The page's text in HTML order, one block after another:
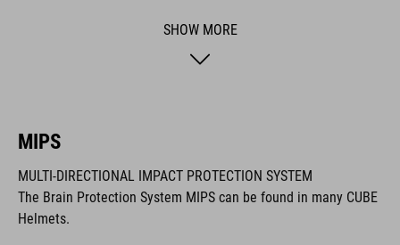
met de geïntegreerde X-Lock-houder haal je extra veiligheid in
huis; gewoon even een achterlampje op de houder klikken en
BRAND
SHOW MORE
MIPS
MULTI-DIRECTIONAL IMPACT PROTECTION SYSTEM
The Brain Protection System MIPS can be found in many CUBE
Helmets.